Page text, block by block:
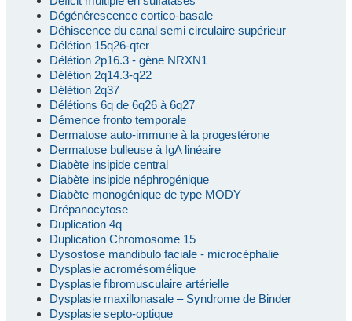
Dégénérescence cortico-basale
Déhiscence du canal semi circulaire supérieur
Délétion 15q26-qter
Délétion 2p16.3 - gène NRXN1
Délétion 2q14.3-q22
Délétion 2q37
Délétions 6q de 6q26 à 6q27
Démence fronto temporale
Dermatose auto-immune à la progestérone
Dermatose bulleuse à IgA linéaire
Diabète insipide central
Diabète insipide néphrogénique
Diabète monogénique de type MODY
Drépanocytose
Duplication 4q
Duplication Chromosome 15
Dysostose mandibulo faciale - microcéphalie
Dysplasie acromésomélique
Dysplasie fibromusculaire artérielle
Dysplasie maxillonasale – Syndrome de Binder
Dysplasie septo-optique